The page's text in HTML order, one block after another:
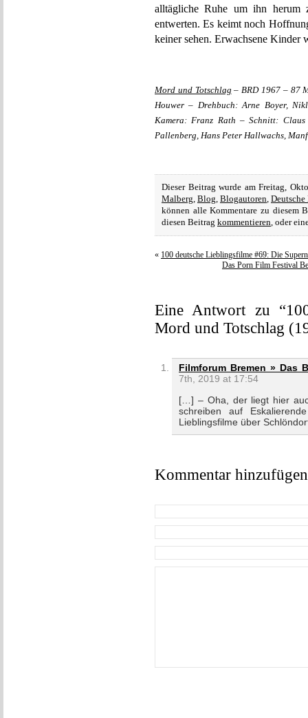
alltägliche Ruhe um ihn herum
entwerten. Es keimt noch
keiner sehen. Erwachsene Kinder
Mord und Totschlag – BRD 1967 – 87
Houwer – Drehbuch: Arne Boyer,
Kamera: Franz Rath – Schnitt:
Pallenberg, Hans Peter Hallwachs,
Dieser Beitrag wurde am Freitag,
Malberg, Blog, Blogautoren,
können alle Kommentare zu diesem
diesen Beitrag kommentieren, oder
« 100 deutsche Lieblingsfilme #69: Die
Das Porn Film Festival
Eine Antwort zu
Mord und Totschlag
Filmforum Bremen » Das
7th, 2019 at 17:54
[…] – Oha, der liegt hier
schreiben auf
Lieblingsfilme über
Kommentar hinzufügen